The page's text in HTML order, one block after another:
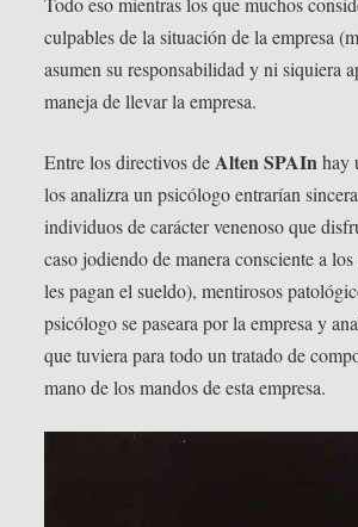
culpables de la situación de la empresa
asumen su responsabilidad y ni siquiera
maneja de llevar la empresa.
Entre los directivos deAlten SPAInhay
los analizra un psicólogo entrarían
individuos de carácter venenoso que
caso jodiendo de manera consciente a
les pagan el sueldo), mentirosos
psicólogo se paseara por la empresa y
que tuviera para todo un tratado de
mano de los mandos de esta empresa.